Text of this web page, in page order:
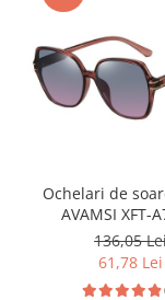
Ochelari de
AVAMSI XFT-
Polarizati,
136,05
61,78 Lei